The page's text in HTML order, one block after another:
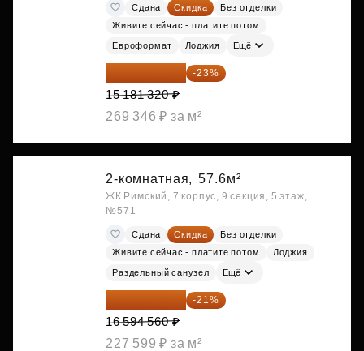
Сдана Скидка
Без отделки
Живите сейчас - платите потом
Евроформат Лоджия Ещё
11 689 616 ₽ -23%
15 181 320 ₽
269 346 ₽ за м²
2-комнатная, 57.6м²
ЖК Римский, 7 корпус, 9 секция, 5 этаж,
№571
Сдана Скидка
Без отделки
Живите сейчас - платите потом
Лоджия
Раздельный санузел Ещё
13 109 702 ₽ -21%
16 594 560 ₽
227 599 ₽ за м²